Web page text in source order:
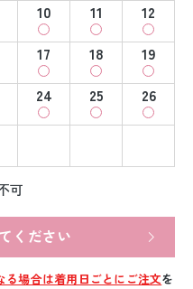
10 11
12
17 18
19
24 25
26
可
ください
る場合は着用日ごとにご注文を